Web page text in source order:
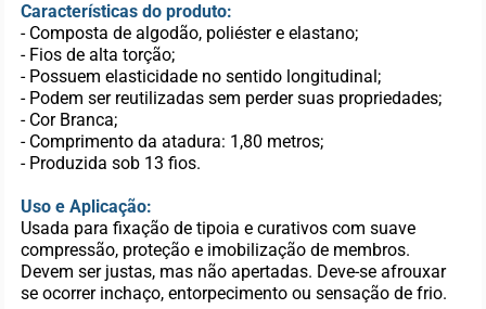
Características do produto:
- Composta de algodão, poliéster e elastano;
- Fios de alta torção;
- Possuem elasticidade no sentido longitudinal;
- Podem ser reutilizadas sem perder suas propriedades;
- Cor Branca;
- Comprimento da atadura: 1,80 metros;
- Produzida sob 13 fios.
Uso e Aplicação:
Usada para fixação de tipoia e curativos com suave
compressão, proteção e imobilização de membros.
Devem ser justas, mas não apertadas. Deve-se afrouxar
se ocorrer inchaço, entorpecimento ou sensação de frio.